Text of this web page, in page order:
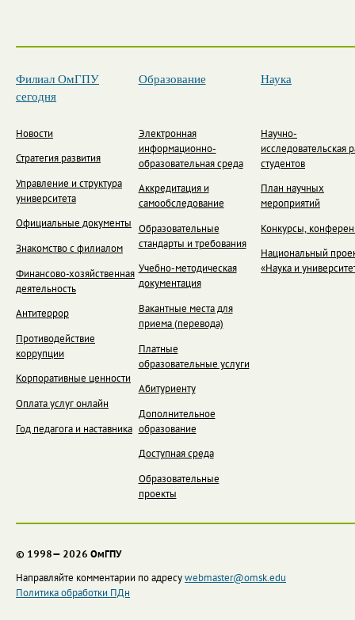
Филиал ОмГПУ
сегодня
Новости
Стратегия развития
Управление и структура
университета
Официальные документы
Знакомство с филиалом
Финансово-хозяйственная
деятельность
Антитеррор
Противодействие
коррупции
Корпоративные ценности
Оплата услуг онлайн
Год педагога и наставника
Образование
Электронная
информационно-
образовательная среда
Аккредитация и
самообследование
Образовательные
стандарты и требования
Учебно-методическая
документация
Вакантные места для
приема (перевода)
Платные
образовательные услуги
Абитуриенту
Дополнительное
образование
Доступная среда
Образовательные
проекты
Наука
Научно-
исследовательская
студентов
План научных
мероприятий
Конкурсы,
Национальный
«Наука и
© 1998— 2026 ОмГПУ
Направляйте комментарии по адресу webmaster@omsk.edu
Политика обработки ПДн